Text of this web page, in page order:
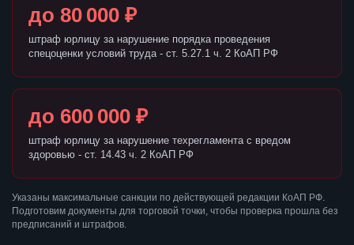
до 80 000 ₽
штраф юрлицу за нарушение порядка проведения
спецоценки условий труда - ст. 5.27.1 ч. 2 КоАП РФ
до 600 000 ₽
штраф юрлицу за нарушение техрегламента с вредом
здоровью - ст. 14.43 ч. 2 КоАП РФ
Указаны максимальные санкции по действующей редакции КоАП РФ.
Подготовим документы для торговой точки, чтобы проверка прошла без
предписаний и штрафов.